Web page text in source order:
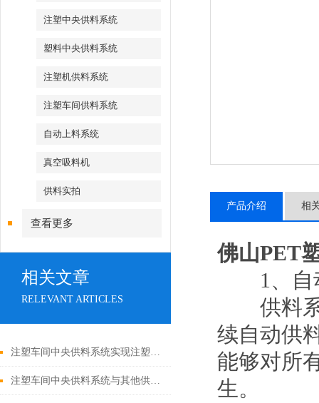
注塑中央供料系统
塑料中央供料系统
注塑机供料系统
注塑车间供料系统
自动上料系统
真空吸料机
供料实拍
查看更多
相关文章
RELEVANT ARTICLES
注塑车间中央供料系统实现注塑生产的高效协同与质量管控
注塑车间中央供料系统与其他供料方式的对比
产品介绍 相
佛山PET
1、自
供料系
续自动供
能够对所
生。